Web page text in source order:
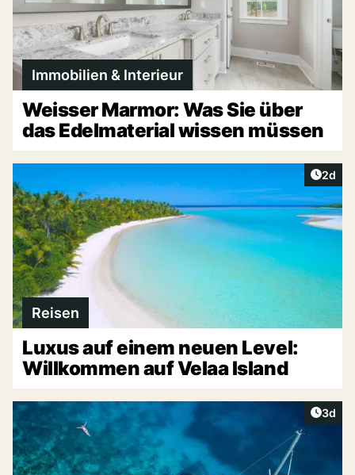
Immobilien & Interieur
Weisser Marmor: Was Sie über
das Edelmaterial wissen müssen
2d
Reisen
Luxus auf einem neuen Level:
Willkommen auf Velaa Island
3d